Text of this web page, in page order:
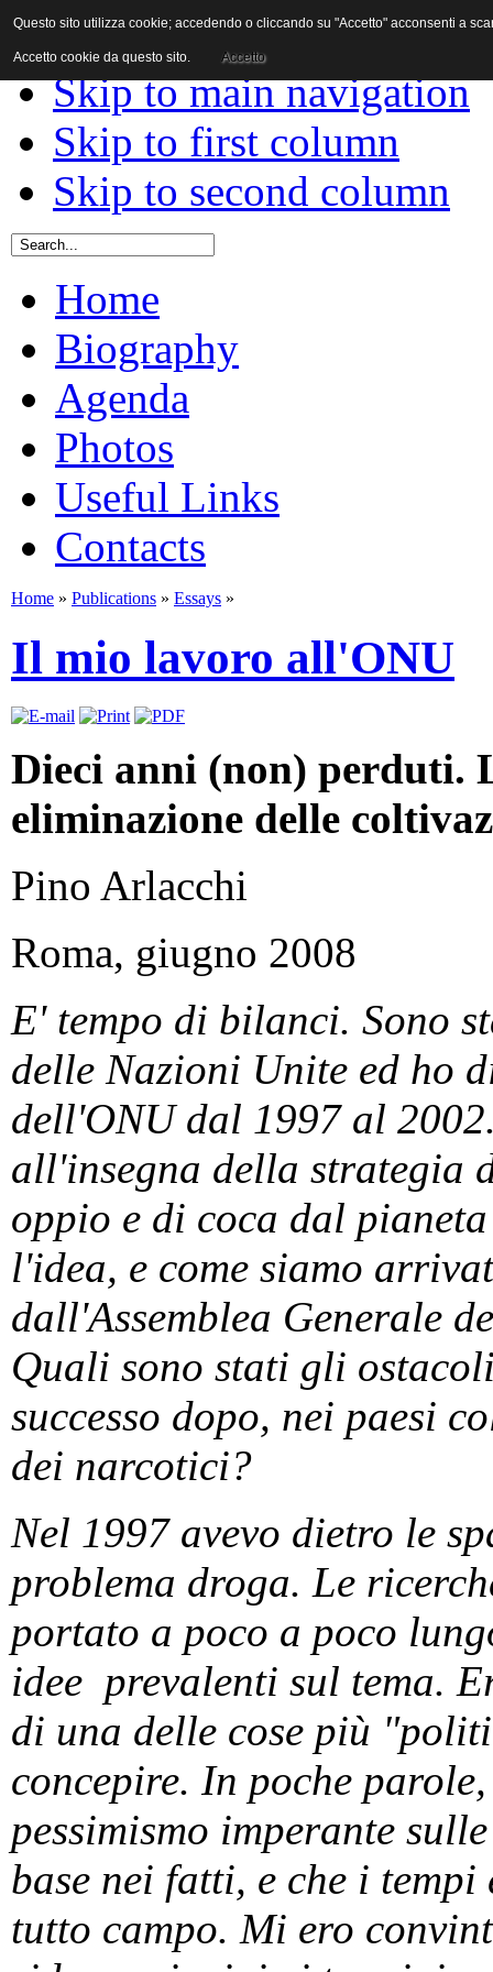
Skip to content
Skip to main navigation
Skip to first column
Skip to second column
Home
Biography
Agenda
Photos
Useful Links
Contacts
Home » Publications » Essays »
Il mio lavoro all'ONU
Dieci anni (non) perduti.
eliminazione delle
Pino Arlacchi
Roma, giugno 2008
E' tempo di bilanci. Sono
delle Nazioni Unite ed ho
dell'ONU dal 1997 al
all'insegna della strategia
oppio e di coca dal
l'idea, e come siamo
dall'Assemblea Generale
Quali sono stati gli
successo dopo, nei paesi
dei narcotici?
Nel 1997 avevo dietro le
problema droga. Le
portato a poco a poco
idee prevalenti sul tema.
di una delle cose più
concepire. In poche
pessimismo imperante
base nei fatti, e che i
tutto campo. Mi ero
Questo sito utilizza cookie; accedendo o cliccando su "Accetto" acconsenti a
Accetto cookie da questo sito. Accetto